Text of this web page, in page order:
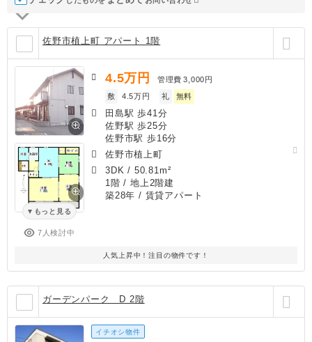
佐野市植上町 アパート 1階
もっと見る
7人検討中
4.5万円 管理費 3,000円
敷
4.5万円 礼 無料
田島駅 歩41分
佐野駅 歩25分
佐野市駅 歩16分
佐野市植上町
3DK / 50.81m²
1階 / 地上2階建
築28年 / 賃貸アパート
人気上昇中！注目の物件です！
ガーデンパーク D 2階
イチオシ物件